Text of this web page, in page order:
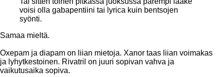
voisi olla gabapentiini tai lyrica kuin bentsojen
syönti.
Samaa mieltä.
Oxepam ja diapam on liian mietoja. Xanor taas liian voimakas
ja lyhytkestoinen. Rivatril on juuri sopivan vahva ja
vaikutusaika sopiva.